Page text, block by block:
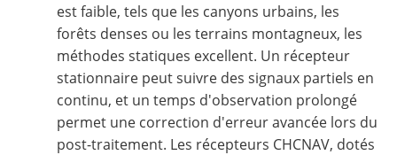
est faible, tels que les canyons urbains, les
forêts denses ou les terrains montagneux, les
méthodes statiques excellent. Un récepteur
stationnaire peut suivre des signaux partiels en
continu, et un temps d'observation prolongé
permet une correction d'erreur avancée lors du
post-traitement. Les récepteurs CHCNAV, dotés